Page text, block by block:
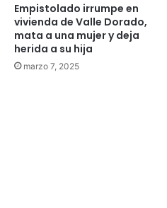
Empistolado irrumpe en
vivienda de Valle Dorado,
mata a una mujer y deja
herida a su hija
marzo 7, 2025